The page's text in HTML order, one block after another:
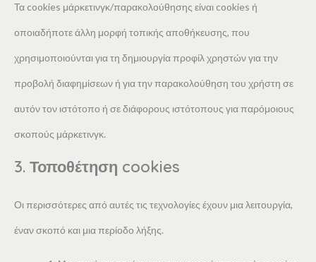
Τα cookies μάρκετινγκ/παρακολούθησης είναι cookies ή
οποιαδήποτε άλλη μορφή τοπικής αποθήκευσης, που
χρησιμοποιούνται για τη δημιουργία προφίλ χρηστών για την
προβολή διαφημίσεων ή για την παρακολούθηση του χρήστη σε
αυτόν τον ιστότοπο ή σε διάφορους ιστότοπους για παρόμοιους
σκοπούς μάρκετινγκ.
3. Τοποθέτηση cookies
Οι περισσότερες από αυτές τις τεχνολογίες έχουν μια λειτουργία,
έναν σκοπό και μια περίοδο λήξης.